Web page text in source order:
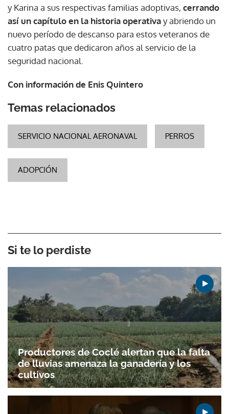
y Karina a sus respectivas familias adoptivas, cerrando
así un capítulo en la historia operativay abriendo un
nuevo período de descanso para estos veteranos de
cuatro patas que dedicaron años al servicio de la
seguridad nacional.
Con información de Enis Quintero
Temas relacionados
SERVICIO NACIONAL AERONAVAL PERROS
ADOPCIÓN
Si te lo perdiste
Productores de Coclé alertan que la falta
de lluvias amenaza la ganadería y los
cultivos